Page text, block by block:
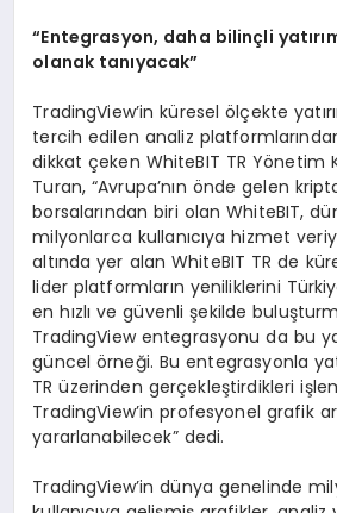
“Entegrasyon, daha bilinçli
olanak tanıyacak”
TradingView’in küresel ölçekte
tercih edilen analiz
dikkat çeken WhiteBIT TR Yönetim
Turan, “Avrupa’nın önde gelen
borsalarından biri olan WhiteBIT,
milyonlarca kullanıcıya hizmet
altında yer alan WhiteBIT TR de
lider platformların yeniliklerini
en hızlı ve güvenli şekilde
TradingView entegrasyonu da bu
güncel örneği. Bu entegrasyonla
TR üzerinden gerçekleştirdikleri
TradingView’in profesyonel grafik
yararlanabilecek” dedi.
TradingView’in dünya genelinde